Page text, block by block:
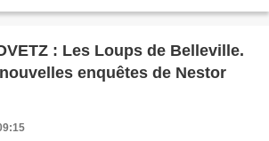
: Les Loups de Belleville.
enquêtes de Nestor